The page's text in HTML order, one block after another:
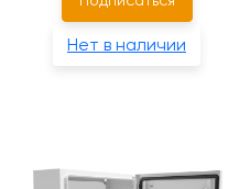
Нет в наличии